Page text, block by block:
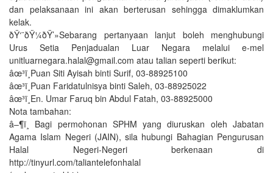
dan pelaksanaan ini akan berterusan sehingga dimaklumkan
kelak.
ðŸ‘¨ðŸ¼‍ðŸ’»Sebarang pertanyaan lanjut boleh menghubungi
Urus Setia Penjadualan Luar Negara melalui e-mel
unitluarnegara.halal@gmail.com atau talian seperti berikut:
âœ³ï¸Puan Siti Ayisah binti Surif, 03-88925100
âœ³ï¸Puan Faridatulnisya binti Saleh, 03-88925022
âœ³ï¸En. Umar Faruq bin Abdul Fatah, 03-88925000
Nota tambahan:
â–¶ï¸ Bagi permohonan SPHM yang diuruskan oleh Jabatan
Agama Islam Negeri (JAIN), sila hubungi Bahagian Pengurusan
Halal Negeri-Negeri berkenaan di
http://tinyurl.com/taliantelefonhalal